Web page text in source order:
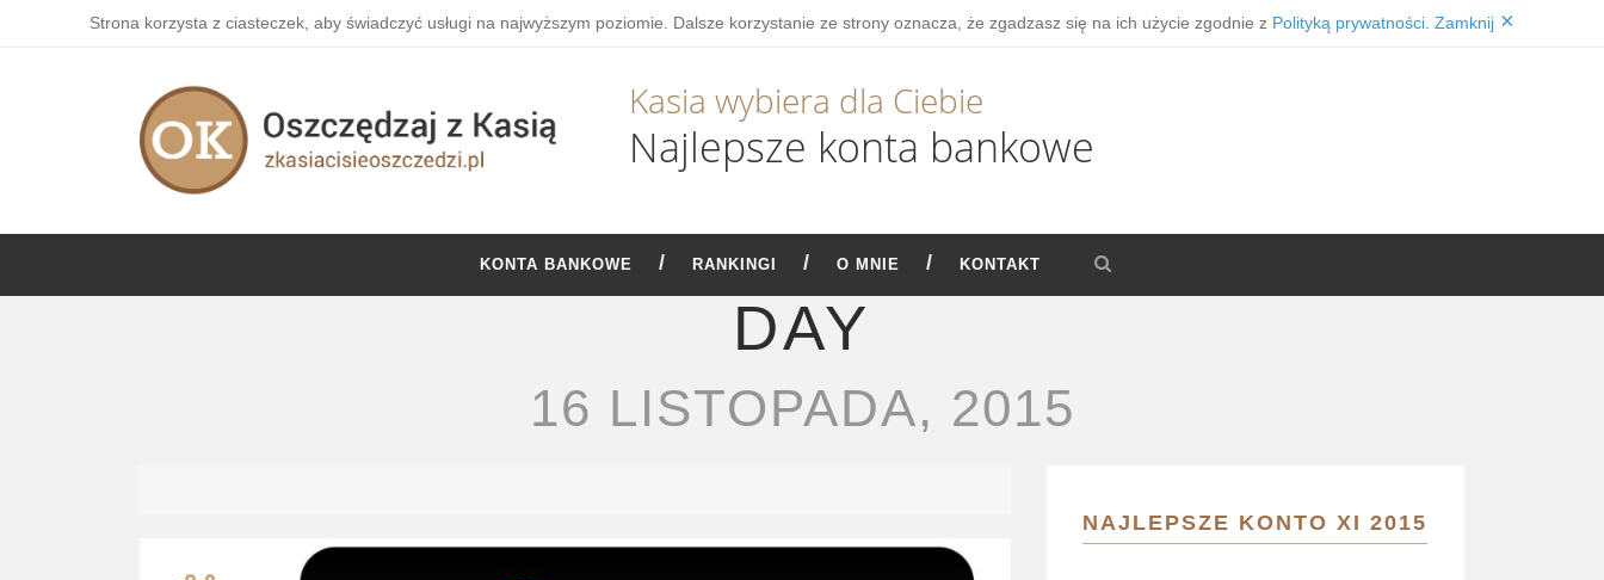
Strona korzysta z ciasteczek, aby świadczyć usługi na najwyższym poziomie. Dalsze korzystanie ze strony oznacza, że zgadzasz się na ich użycie zgodnie z Polityką prywatności Zamknij ×
Kasia wybiera dla Ciebie
Najlepsze konta bankowe
KONTA BANKOWE RANKINGI O MNIE KONTAKT
DAY
16 LISTOPADA, 2015
NAJLEPSZE KONTO XI 2015